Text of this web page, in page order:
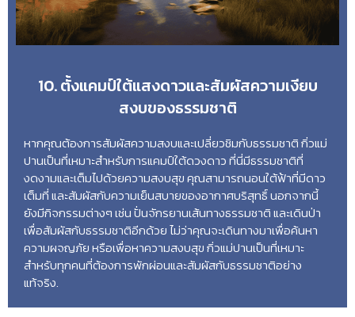
10. ตั้งแคมป์ใต้แสงดาวและสัมผัสความเงียบ
สงบของธรรมชาติ
หากคุณต้องการสัมผัสความสงบและเปลี่ยวชิมกับธรรมชาติ กิ่วแม่
ปานเป็นที่เหมาะสำหรับการแคมป์ใต้ดวงดาว ที่นี่มีธรรมชาติที่
งดงามและเต็มไปด้วยความสงบสุข คุณสามารถนอนใต้ฟ้าที่มีดาว
เต็มที่ และสัมผัสกับความเย็นสบายของอากาศบริสุทธิ์ นอกจากนี้
ยังมีกิจกรรมต่างๆ เช่น ปั่นจักรยานเส้นทางธรรมชาติ และเดินป่า
เพื่อสัมผัสกับธรรมชาติอีกด้วย ไม่ว่าคุณจะเดินทางมาเพื่อค้นหา
ความผจญภัย หรือเพื่อหาความสงบสุข กิ่วแม่ปานเป็นที่เหมาะ
สำหรับทุกคนที่ต้องการพักผ่อนและสัมผัสกับธรรมชาติอย่าง
แท้จริง.